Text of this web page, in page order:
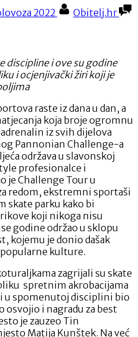
2022 By
Obitelj.hr
discipline i ove su godine
i ocjenjivački žiri koji je
raste iz dana u dan, a
koja broje ogromnu
iz svih dijelova
Pannonian Challenge-a
održava u slavonskoj
profesionalce i
je Challenge Tour u
redom, ekstremni sportaši
skate parku kako bi
koji nikoga nisu
godine održao u sklopu
kojemu je donio dašak
kulture.
zagrijali su skate
spretnim akrobacijama
u spomenutoj disciplini bio
osvojio i nagradu za best
je zauzeo Tin
Matija Kunštek. Na već